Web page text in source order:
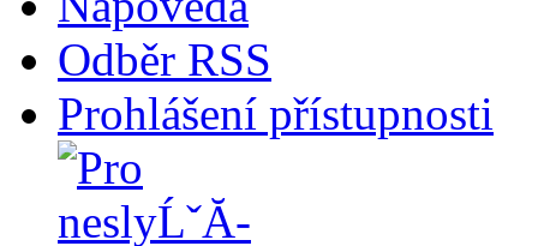
Odběr RSS
Prohlášení přístupnosti